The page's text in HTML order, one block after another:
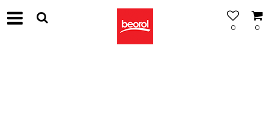
0
0